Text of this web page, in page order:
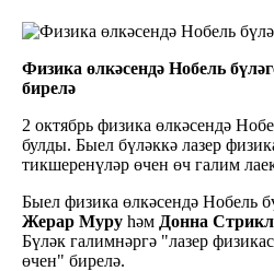
Физика өлкәсендә Нобель
бирелә
2 октябрь физика өлкәсендә
булды. Быел бүләккә лазер
тикшеренүләр өчен өч галим
Быел физика өлкәсендә Нобель
Жерар Муру һәм Донна
Бүләк галимнәргә "лазер
өчен" бирелә.